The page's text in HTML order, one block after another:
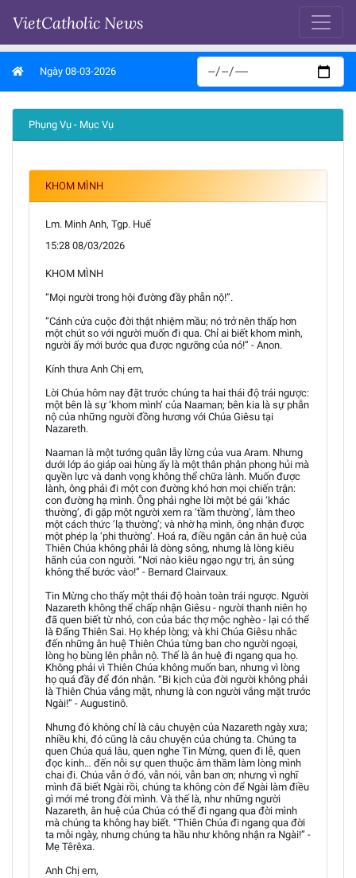
VietCatholic News
Ngày 08-03-2026
Phụng Vụ - Mục Vụ
KHOM MÌNH
Lm. Minh Anh, Tgp. Huế
15:28 08/03/2026
KHOM MÌNH
“Mọi người trong hội đường đầy phẫn nộ!”.
“Cánh cửa cuộc đời thật nhiệm mầu; nó trở nên thấp hơn
một chút so với người muốn đi qua. Chỉ ai biết khom mình,
người ấy mới bước qua được ngưỡng của nó!” - Anon.
Kính thưa Anh Chị em,
Lời Chúa hôm nay đặt trước chúng ta hai thái độ trái ngược:
một bên là sự ‘khom mình’ của Naaman; bên kia là sự phẫn
nộ của những người đồng hương với Chúa Giêsu tại
Nazareth.
Naaman là một tướng quân lẫy lừng của vua Aram. Nhưng
dưới lớp áo giáp oai hùng ấy là một thân phận phong hủi mà
quyền lực và danh vọng không thể chữa lành. Muốn được
lành, ông phải đi một con đường khó hơn mọi chiến trận:
con đường hạ mình. Ông phải nghe lời một bé gái ‘khác
thường’, đi gặp một người xem ra ‘tầm thường’, làm theo
một cách thức ‘lạ thường’; và nhờ hạ mình, ông nhận được
một phép lạ ‘phi thường’. Hoá ra, điều ngăn cản ân huệ của
Thiên Chúa không phải là dòng sông, nhưng là lòng kiêu
hãnh của con người. “Nơi nào kiêu ngạo ngự trị, ân sủng
không thể bước vào!” - Bernard Clairvaux.
Tin Mừng cho thấy một thái độ hoàn toàn trái ngược. Người
Nazareth không thể chấp nhận Giêsu - người thanh niên họ
đã quen biết từ nhỏ, con của bác thợ mộc nghèo - lại có thể
là Đấng Thiên Sai. Họ khép lòng; và khi Chúa Giêsu nhắc
đến những ân huệ Thiên Chúa từng ban cho người ngoại,
lòng họ bùng lên phẫn nộ. Thế là ân huệ đi ngang qua họ.
Không phải vì Thiên Chúa không muốn ban, nhưng vì lòng
họ quá đầy để đón nhận. “Bi kịch của đời người không phải
là Thiên Chúa vắng mặt, nhưng là con người vắng mặt trước
Ngài!” - Augustinô.
Nhưng đó không chỉ là câu chuyện của Nazareth ngày xưa;
nhiều khi, đó cũng là câu chuyện của chúng ta. Chúng ta
quen Chúa quá lâu, quen nghe Tin Mừng, quen đi lễ, quen
đọc kinh… đến nỗi sự quen thuộc âm thầm làm lòng mình
chai đi. Chúa vẫn ở đó, vẫn nói, vẫn ban ơn; nhưng vì nghĩ
mình đã biết Ngài rồi, chúng ta không còn để Ngài làm điều
gì mới mẻ trong đời mình. Và thế là, như những người
Nazareth, ân huệ của Chúa có thể đi ngang qua đời mình
mà chúng ta không hay biết. “Thiên Chúa đi ngang qua đời
ta mỗi ngày, nhưng chúng ta hầu như không nhận ra Ngài!” -
Mẹ Têrêxa.
Anh Chị em,